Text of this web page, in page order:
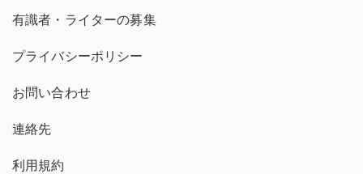
有識者・ライターの募集
プライバシーポリシー
お問い合わせ
連絡先
利用規約